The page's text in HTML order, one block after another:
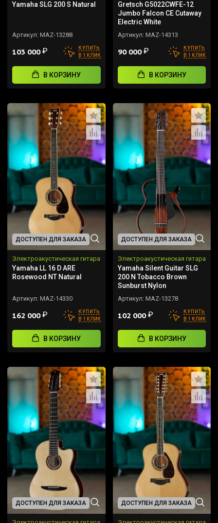
Yamaha SLG 200 S Natural
Артикул: MAZ-13288
103 000₽
КУПИТЬ
В 1 КЛИК
В КОРЗИНУ
Gretsch G5022CWFE-12
Jumbo Falcon CE Cutaway
Electric White
Артикул: MAZ-14313
90 000₽
КУПИТЬ
В 1 КЛИК
В КОРЗИНУ
ДОСТУПЕН ДЛЯ ЗАКАЗА
Электроакустическая гитара
Yamaha LL 16 D ARE
Rosewood NT Natural
Артикул: MAZ-14330
162 000₽
КУПИТЬ
В 1 КЛИК
В КОРЗИНУ
ДОСТУПЕН ДЛЯ ЗАКАЗА
Электроакустическая гитара
Yamaha Silent Guitar SLG
200 N Tobacco Brown
Sunburst Nylon
Артикул: MAZ-13278
102 000₽
КУПИТЬ
В 1 КЛИК
В КОРЗИНУ
ДОСТУПЕН ДЛЯ ЗАКАЗА ДОСТУПЕН ДЛЯ ЗАКАЗА